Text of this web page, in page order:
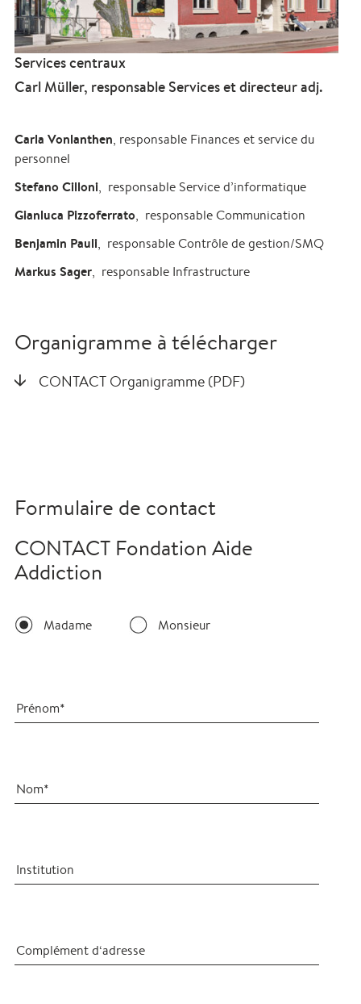
Services centraux
Carl Müller, responsable Services et directeur adj.
Carla Vonlanthen, responsable Finances et service du
personnel
Stefano Cilloni, responsable Service d’informatique
Gianluca Pizzoferrato, responsable Communication
Benjamin Pauli, responsable Contrôle de gestion/SMQ
Markus Sager, responsable Infrastructure
Organigramme à télécharger
CONTACT Organigramme (PDF)
Formulaire de contact
CONTACT Fondation Aide
Addiction
Madame Monsieur